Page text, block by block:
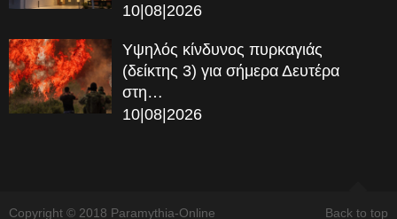
10|08|2026
Υψηλός κίνδυνος πυρκαγιάς
(δείκτης 3) για σήμερα Δευτέρα
στη…
10|08|2026
Back to top
Copyright © 2018 Paramythia-Online